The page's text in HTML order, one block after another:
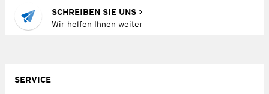
SCHREIBEN SIE UNS
Wir helfen Ihnen weiter
SERVICE